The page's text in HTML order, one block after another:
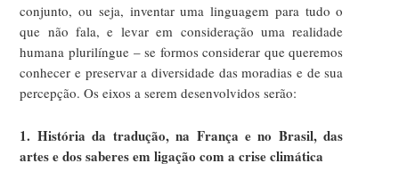
conjunto, ou seja, inventar uma linguagem para tudo o
que não fala, e levar em consideração uma realidade
humana plurilíngue – se formos considerar que queremos
conhecer e preservar a diversidade das moradias e de sua
percepção. Os eixos a serem desenvolvidos serão:
1. História da tradução, na França e no Brasil, das
artes e dos saberes em ligação com a crise climática